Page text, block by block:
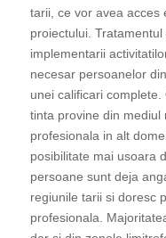
tarii, ce vor avea acces
proiectului.
implementarii
necesar persoanelor
unei calificari
tinta provine din mediul
profesionala in alt
posibilitate mai usoara
persoane sunt deja
regiunile tarii si doresc
profesionala.